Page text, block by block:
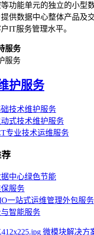
功能单元的独立的小型
提供数据中心整体产品及
IT服务管理水平。
服务
服务
护服务
技术维护服务
动式技术维护服务
专业技术运维服务
中心绿色节能
服务
一站式运维管理外包服务
智能服务
微模块解决方